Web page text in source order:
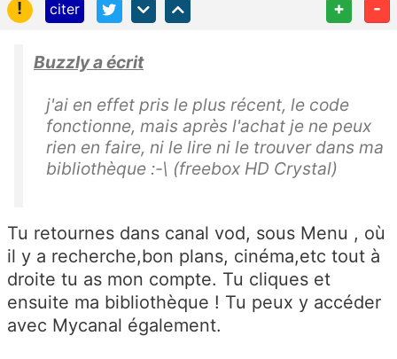
!
citer + -
Buzzly a écrit
j'ai en effet pris le plus récent, le code
fonctionne, mais après l'achat je ne peux
rien en faire, ni le lire ni le trouver dans ma
bibliothèque :-\ (freebox HD Crystal)
Tu retournes dans canal vod, sous Menu , où
il y a recherche,bon plans, cinéma,etc tout à
droite tu as mon compte. Tu cliques et
ensuite ma bibliothèque ! Tu peux y accéder
avec Mycanal également.